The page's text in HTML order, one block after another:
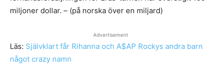
miljoner dollar. – (på norska över en miljard)
Advertisement
Läs: Självklart får Rihanna och A$AP Rockys andra barn
något crazy namn